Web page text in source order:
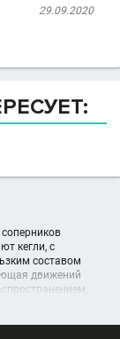
29.09.2020
кегли, с
составом
движений